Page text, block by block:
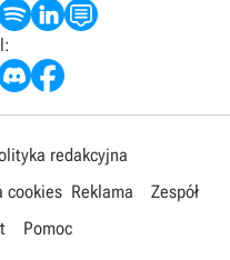
redakcyjna
cookies Reklama
Zespół
Pomoc